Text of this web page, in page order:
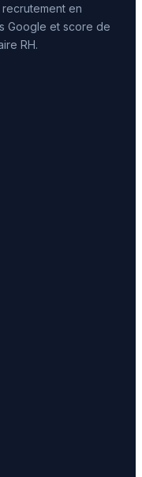
en
Google et score de
RH.